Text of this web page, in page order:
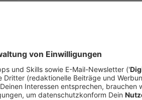
Kann man einen Urlaub bis
Nein. Viele Reiseveranstalter kehren
Umbuchungsregeln zurück. Diese